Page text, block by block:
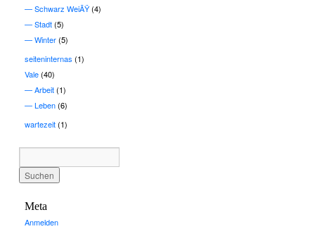
Schwarz WeiÃŸ(4)
Stadt(5)
Winter(5)
seiteninternas (1)
Vale(40)
Arbeit(1)
Leben(6)
wartezeit(1)
Meta
Anmelden